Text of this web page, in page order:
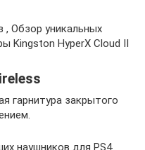
, Обзор уникальных
Kingston HyperX Cloud II
гарнитура закрытого
наушников для PS4